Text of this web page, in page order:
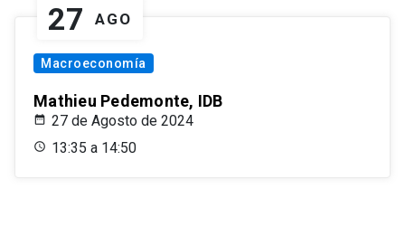
27 AGO
Macroeconomía
Mathieu Pedemonte, IDB
27 de Agosto de 2024
13:35 a 14:50